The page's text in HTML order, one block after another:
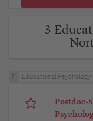
3
Educational Psychology
Postdoc-